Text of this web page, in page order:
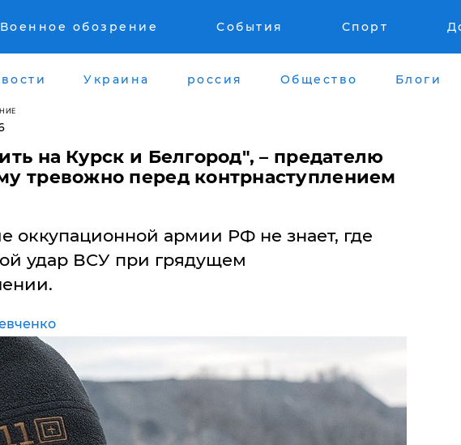
Военное обозрение События Спорт
Украина россия Общество Блоги
на Курск и Белгород", – предателю
тревожно перед контрнаступлением
оккупационной армии РФ не знает, где
удар ВСУ при грядущем